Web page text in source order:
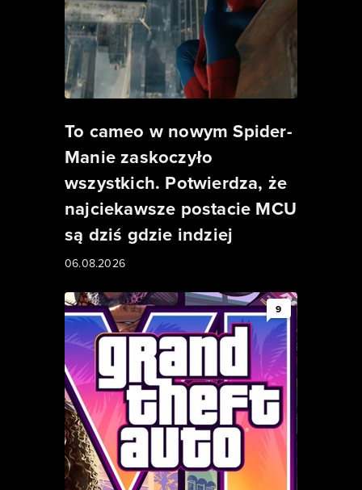
To cameo w nowym Spider-
Manie zaskoczyło
wszystkich. Potwierdza, że
najciekawsze postacie MCU
są dziś gdzie indziej
06.08.2026
9